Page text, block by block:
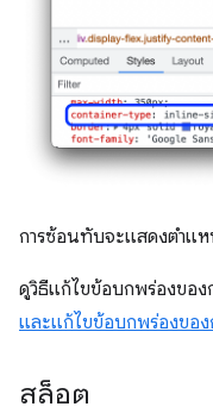
การซ้อนทับจะแสดงตำแ
ดูวิธีแก้ไขข้อบกพร่องขอ
และแก้ไขข้อบกพร่องของ
สล็อต